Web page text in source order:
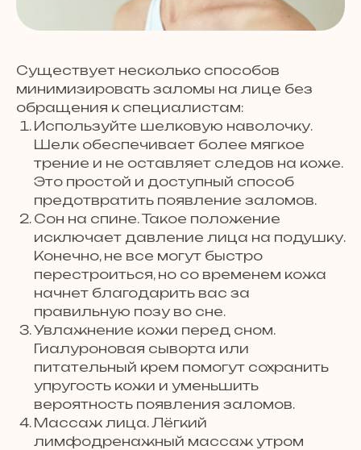
Существует несколько способов
минимизировать заломы на лице без
обращения к специалистам:
Используйте шелковую наволочку.
Шелк обеспечивает более мягкое
трение и не оставляет следов на коже.
Это простой и доступный способ
предотвратить появление заломов.
Сон на спине. Такое положение
исключает давление лица на подушку.
Конечно, не все могут быстро
перестроиться, но со временем кожа
начнет благодарить вас за
правильную позу во сне.
Увлажнение кожи перед сном.
Гиалуроновая сыворта или
питательный крем помогут сохранить
упругость кожи и уменьшить
вероятность появления заломов.
Массаж лица. Лёгкий
лимфодренажный массаж утром